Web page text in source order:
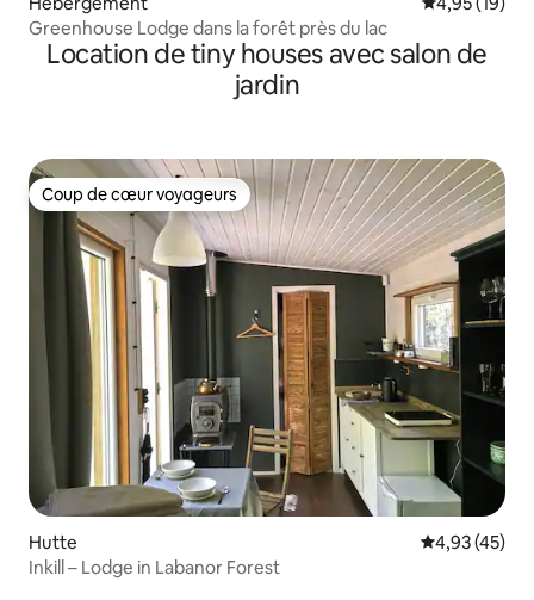
Greenhouse Lodge dans la forêt près du lac
Location de tiny houses avec salon de
jardin
Coup de cœur voyageurs
Coup de cœur voyageurs
Hutte Évaluation
4,93 (45)
Inkill – Lodge in Labanor Forest